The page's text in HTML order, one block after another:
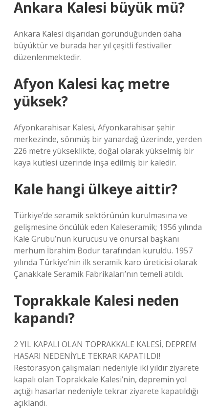
Ankara Kalesi büyük mü?
Ankara Kalesi dışarıdan göründüğünden daha
büyüktür ve burada her yıl çeşitli festivaller
düzenlenmektedir.
Afyon Kalesi kaç metre
yüksek?
Afyonkarahisar Kalesi, Afyonkarahisar şehir
merkezinde, sönmüş bir yanardağ üzerinde, yerden
226 metre yükseklikte, doğal olarak yükselmiş bir
kaya kütlesi üzerinde inşa edilmiş bir kaledir.
Kale hangi ülkeye aittir?
Türkiye’de seramik sektörünün kurulmasına ve
gelişmesine öncülük eden Kaleseramik; 1956 yılında
Kale Grubu’nun kurucusu ve onursal başkanı
merhum İbrahim Bodur tarafından kuruldu. 1957
yılında Türkiye’nin ilk seramik karo üreticisi olarak
Çanakkale Seramik Fabrikaları’nın temeli atıldı.
Toprakkale Kalesi neden
kapandı?
2 YIL KAPALI OLAN TOPRAKKALE KALESİ, DEPREM
HASARI NEDENİYLE TEKRAR KAPATILDI!
Restorasyon çalışmaları nedeniyle iki yıldır ziyarete
kapalı olan Toprakkale Kalesi’nin, depremin yol
açtığı hasarlar nedeniyle tekrar ziyarete kapatıldığı
açıklandı.